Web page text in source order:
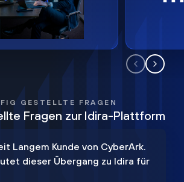
GESTELLTE FRAGEN
Fragen zur Idira-Plattform
Langem Kunde von CyberArk.
dieser Übergang zu Idira für